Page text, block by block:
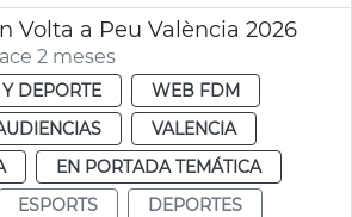
Volta a Peu València 2026
2 meses
DEPORTE
WEB FDM
VALENCIA
EN PORTADA TEMÁTICA
ESPORTS
DEPORTES